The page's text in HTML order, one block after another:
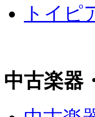
トイピ
中古楽器